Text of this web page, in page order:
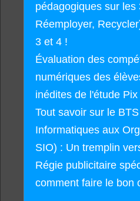
pédagogiques sur les
Réemployer,
3 et 4 !
Évaluation des
numériques des
inédites de l'étude
Tout savoir sur le
Informatiques aux
SIO) : Un tremplin
Régie publicitaire
comment faire le bon